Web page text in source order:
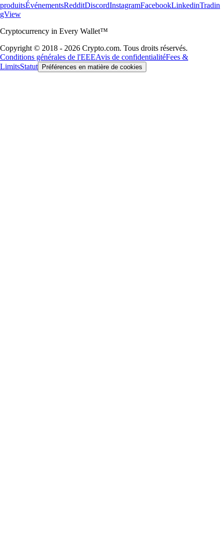
produitsÉvénementsRedditDiscordInstagramFacebookLinkedinTradin
gView
Cryptocurrency in Every Wallet™
Copyright © 2018 - 2026 Crypto.com. Tous droits réservés.
Conditions générales de l'EEEAvis de confidentialitéFees &
LimitsStatut Préférences en matière de cookies